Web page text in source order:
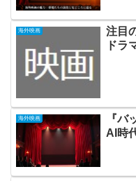
海外映画
注目
ドラ
海外映画
『バ
AI時